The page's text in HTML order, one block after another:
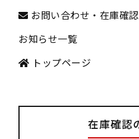
お問い合わせ・在庫確認
お知らせ一覧
トップページ
在庫確認